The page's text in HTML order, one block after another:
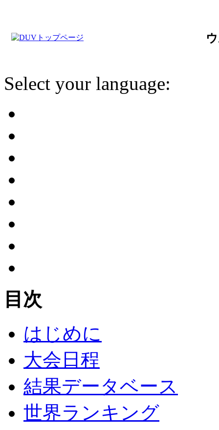
Select your language:
目次
はじめに
大会日程
結果データベース
世界ランキング